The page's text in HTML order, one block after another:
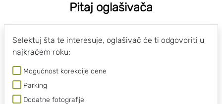
Pitaj oglašivača
Selektuj šta te interesuje, oglašivač će ti odgovoriti u
najkraćem roku:
Mogućnost korekcije cene
Parking
Dodatne fotografije